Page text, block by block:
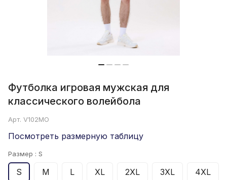
Футболка игровая мужская для
классического волейбола
Арт. V102MO
Посмотреть размерную таблицу
Размер : S
S M L XL 2XL 3XL 4XL